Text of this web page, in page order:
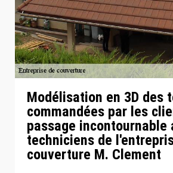
Modélisation en 3D des
commandées par les
passage incontournable
techniciens de
couverture M. Clement